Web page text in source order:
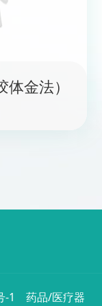
金法）
-1
药品/医疗器